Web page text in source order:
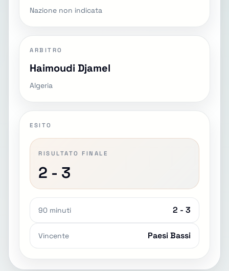
Nazione non indicata
ARBITRO
Haimoudi Djamel
Algeria
ESITO
RISULTATO FINALE
2 - 3
90 minuti 2 - 3
Vincente Paesi Bassi